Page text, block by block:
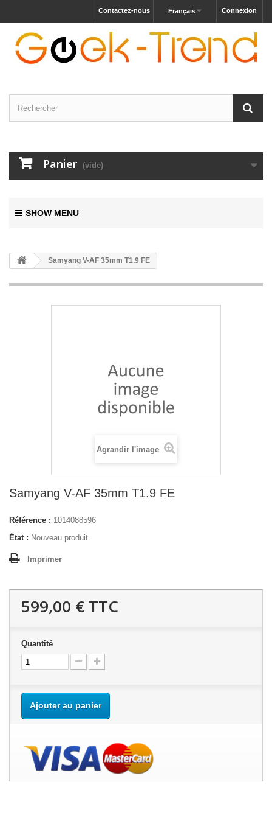
Connexion
Français
Contactez-nous
Panier (vide)
SHOW MENU
Samyang V-AF 35mm T1.9 FE
Agrandir l'image
Samyang V-AF 35mm T1.9 FE
Référence : 1014088596
État : Nouveau produit
Imprimer
599,00 € TTC
Quantité
Ajouter au panier